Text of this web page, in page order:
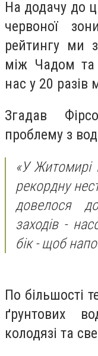
На додачу до
червоної
рейтингу ми
між Чадом та
нас у 20
Згадав
проблему з
«У Житомирі
рекордну
довелося
заходів -
бік - щоб
По більшості
ґрунтових
колодязі та